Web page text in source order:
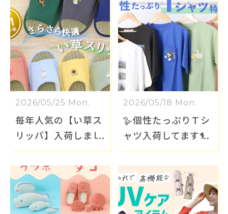
2026/05/25 Mon.
毎年人気の【い草ス
リッパ】入荷しまし
た！
2026/05/18 Mon.
🪿個性たっぷりＴシ
ャツ入荷してます🐎